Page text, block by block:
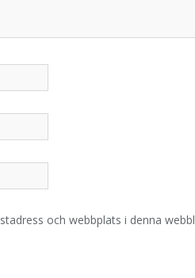
och webbplats i denna